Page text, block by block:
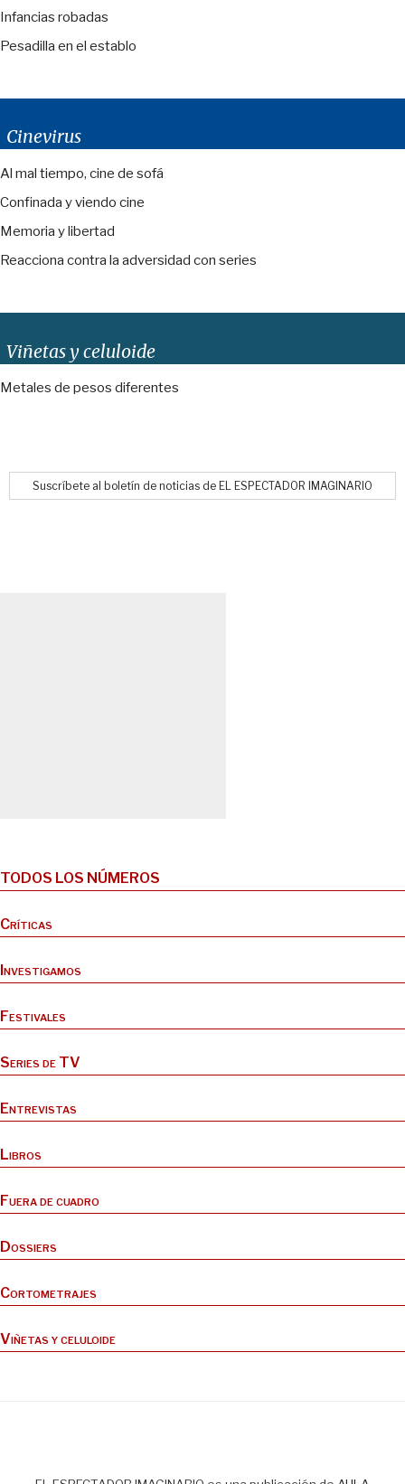
Infancias robadas
Pesadilla en el establo
Cinevirus
Al mal tiempo, cine de sofá
Confinada y viendo cine
Memoria y libertad
Reacciona contra la adversidad con series
Viñetas y celuloide
Metales de pesos diferentes
Suscríbete al boletín de noticias de EL ESPECTADOR IMAGINARIO
TODOS LOS NÚMEROS
Críticas
Investigamos
Festivales
Series de TV
Entrevistas
Libros
Fuera de cuadro
Dossiers
Cortometrajes
Viñetas y celuloide